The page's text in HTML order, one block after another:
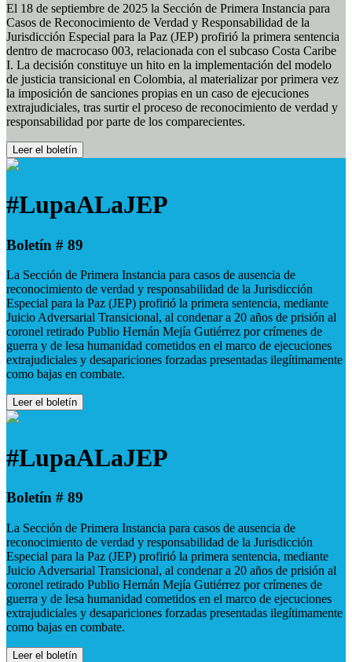
El 18 de septiembre de 2025 la Sección de Primera Instancia para
Casos de Reconocimiento de Verdad y Responsabilidad de la
Jurisdicción Especial para la Paz (JEP) profirió la primera sentencia
dentro de macrocaso 003, relacionada con el subcaso Costa Caribe
I. La decisión constituye un hito en la implementación del modelo
de justicia transicional en Colombia, al materializar por primera vez
la imposición de sanciones propias en un caso de ejecuciones
extrajudiciales, tras surtir el proceso de reconocimiento de verdad y
responsabilidad por parte de los comparecientes.
Leer el boletín
#LupaALaJEP
Boletín # 89
La Sección de Primera Instancia para casos de ausencia de
reconocimiento de verdad y responsabilidad de la Jurisdicción
Especial para la Paz (JEP) profirió la primera sentencia, mediante
Juicio Adversarial Transicional, al condenar a 20 años de prisión al
coronel retirado Publio Hernán Mejía Gutiérrez por crímenes de
guerra y de lesa humanidad cometidos en el marco de ejecuciones
extrajudiciales y desapariciones forzadas presentadas ilegítimamente
como bajas en combate.
Leer el boletín
#LupaALaJEP
Boletín # 89
La Sección de Primera Instancia para casos de ausencia de
reconocimiento de verdad y responsabilidad de la Jurisdicción
Especial para la Paz (JEP) profirió la primera sentencia, mediante
Juicio Adversarial Transicional, al condenar a 20 años de prisión al
coronel retirado Publio Hernán Mejía Gutiérrez por crímenes de
guerra y de lesa humanidad cometidos en el marco de ejecuciones
extrajudiciales y desapariciones forzadas presentadas ilegítimamente
como bajas en combate.
Leer el boletín